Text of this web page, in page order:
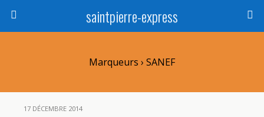
saintpierre-express
Marqueurs › SANEF
17 DÉCEMBRE 2014